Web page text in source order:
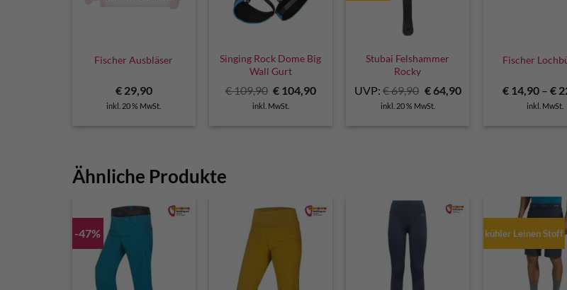
Fischer Ausbläser
€29,90
inkl. 20 % MwSt.
Singing Rock Dome Big
Wall Gurt
€109,90 Ursprünglicher
Preis
war:
€ 104,90Aktueller
inkl. MwSt.
Stubai Felshammer
Rocky
UVP: €69,90 Ursprünglicher
Preis
war:
€64,90Aktueller
inkl. 20 % MwSt.
Fischer
€ 14,90 –€
inkl. MwSt.
Ähnliche Produkte
-47% kühler Leinen Stoff